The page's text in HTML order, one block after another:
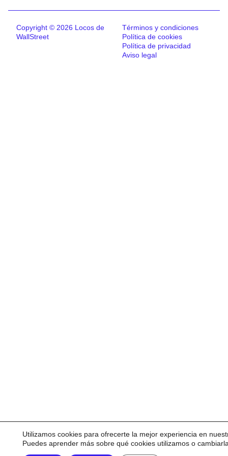
Copyright © 2026 Locos de
WallStreet
Términos y condiciones
Política de cookies
Política de privacidad
Aviso legal
Utilizamos cookies para ofrecerte la mejor experiencia en
Puedes aprender más sobre qué cookies utilizamos o